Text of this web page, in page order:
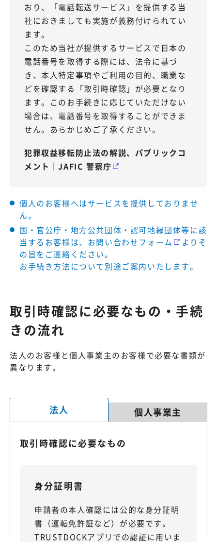
おり、「電話転送サービス」を提供する当
社におきましても実施が義務付けられてい
ます。
このため当社が提供するサービスで日本の
電話番号を取得する際には、法令に基づ
き、本人特定事項やご利用の目的、職業な
どを確認する「取引時確認」が必要となり
ます。このお手続きに応じていただけない
場合は、電話番号を取得することができま
せん。あらかじめご了承ください。
犯罪収益移転防止法の解説、パブリックコ
メント｜JAFIC 警察庁
個人のお客様へはサービスを提供しておりませ
ん。
国・官公庁・地方公共団体・認可地縁団体等に該
当するお客様は、 お問い合わせフォーム
よりそ
の旨をご連絡ください。
お手続き方法について別途ご案内いたします。
取引時確認に必要なもの・手続
きの流れ
法人のお客様と個人事業主のお客様で必要な書類が
異なります。
法人 個人事業主
取引時確認に必要なもの
身分証明書
申請者の本人確認には公的な身分証明
書（運転免許証など）が必要です。
TRUSTDOCKアプリでの認証に用いま